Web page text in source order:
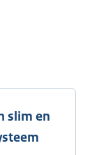
slim en